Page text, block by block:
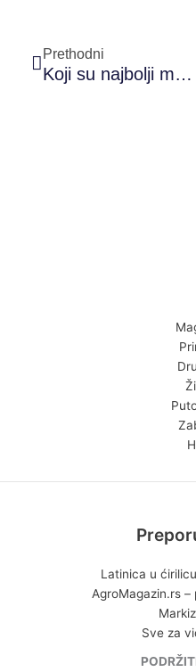
Prethodni
Koji su najbolji magacinski viljuškari?
Latinica u
AgroMagazin.rs
Sve za